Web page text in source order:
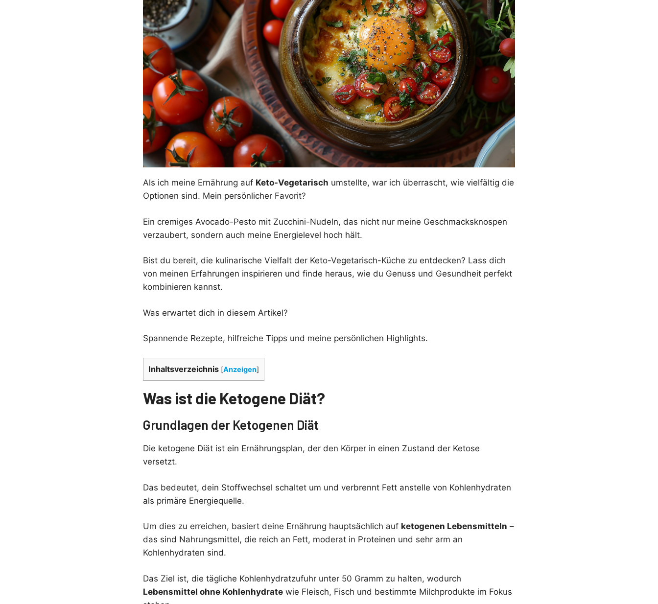
Als ich meine Ernährung auf Keto-Vegetarisch umstellte, war ich überrascht, wie vielfältig die
Optionen sind. Mein persönlicher Favorit?
Ein cremiges Avocado-Pesto mit Zucchini-Nudeln, das nicht nur meine Geschmacksknospen
verzaubert, sondern auch meine Energielevel hoch hält.
Bist du bereit, die kulinarische Vielfalt der Keto-Vegetarisch-Küche zu entdecken? Lass dich
von meinen Erfahrungen inspirieren und finde heraus, wie du Genuss und Gesundheit perfekt
kombinieren kannst.
Was erwartet dich in diesem Artikel?
Spannende Rezepte, hilfreiche Tipps und meine persönlichen Highlights.
Inhaltsverzeichnis [Anzeigen]
Was ist die Ketogene Diät?
Grundlagen der Ketogenen Diät
Die ketogene Diät ist ein Ernährungsplan, der den Körper in einen Zustand der Ketose
versetzt.
Das bedeutet, dein Stoffwechsel schaltet um und verbrennt Fett anstelle von Kohlenhydraten
als primäre Energiequelle.
Um dies zu erreichen, basiert deine Ernährung hauptsächlich auf ketogenen Lebensmitteln –
das sind Nahrungsmittel, die reich an Fett, moderat in Proteinen und sehr arm an
Kohlenhydraten sind.
Das Ziel ist, die tägliche Kohlenhydratzufuhr unter 50 Gramm zu halten, wodurch
Lebensmittel ohne Kohlenhydrate wie Fleisch, Fisch und bestimmte Milchprodukte im Fokus